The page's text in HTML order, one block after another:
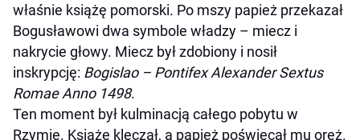
właśnie książę pomorski. Po mszy papież przekazał
Bogusławowi dwa symbole władzy – miecz i
nakrycie głowy. Miecz był zdobiony i nosił
inskrypcję: Bogislao – Pontifex Alexander Sextus
Romae Anno 1498.
Ten moment był kulminacją całego pobytu w
Rzymie. Książę klęczał, a papież poświęcał mu oręż.